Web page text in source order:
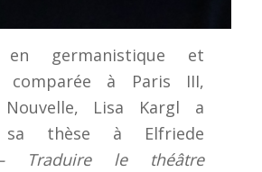
en germanistique et
comparée à Paris III,
Nouvelle, Lisa Kargl a
sa thèse à Elfriede
le théâtre